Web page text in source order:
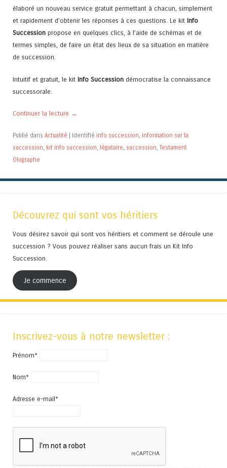
élaboré un nouveau service gratuit permettant à chacun, simplement
et rapidement d’obtenir les réponses à ces questions. Le kit Info
Succession propose en quelques clics, à l’aide de schémas et de
termes simples, de faire un état des lieux de sa situation en matière
de succession.
Intuitif et gratuit, le kit Info Succession démocratise la connaissance
successorale.
Continuer la lecture →
Publié dans Actualité Identifié info succession, information sur la
succession, kit info succession, légataire, succession, Testament
Olographe
Découvrez qui sont vos héritiers
Vous désirez savoir qui sont vos héritiers et comment se déroule une
succession ? Vous pouvez réaliser sans aucun frais un Kit Info
Succession.
Je commence
Inscrivez-vous à notre newsletter :
Prénom*
Nom*
Adresse e-mail*